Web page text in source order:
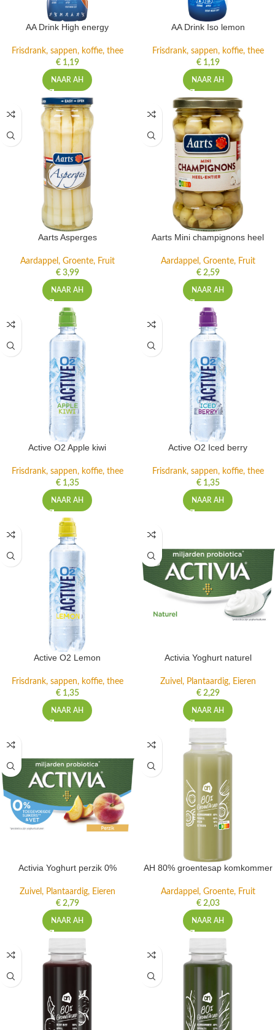
AA Drink High energy
Frisdrank, sappen, koffie, thee
€1,19
NAAR AH
AA Drink Iso lemon
Frisdrank, sappen, koffie, thee
€1,19
NAAR AH
Aarts Asperges
Aardappel, Groente, Fruit
€3,99
NAAR AH
Aarts Mini champignons heel
Aardappel, Groente, Fruit
€2,59
NAAR AH
Active O2 Apple kiwi
Frisdrank, sappen, koffie, thee
€1,35
NAAR AH
Active O2 Iced berry
Frisdrank, sappen, koffie, thee
€1,35
NAAR AH
Active O2 Lemon
Frisdrank, sappen, koffie, thee
€1,35
NAAR AH
Activia Yoghurt naturel
Zuivel, Plantaardig, Eieren
€2,29
NAAR AH
Activia Yoghurt perzik 0%
Zuivel, Plantaardig, Eieren
€2,79
NAAR AH
AH 80% groentesap komkommer
Aardappel, Groente, Fruit
€2,03
NAAR AH